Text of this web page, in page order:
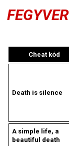
Cheat kód
Death is silence
A simple life, a
beautiful death